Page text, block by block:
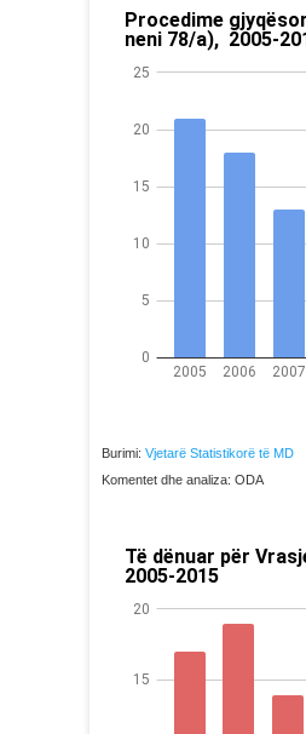
Burimi: Vjetarë Statistikorë të MD
Komentet dhe analiza: ODA